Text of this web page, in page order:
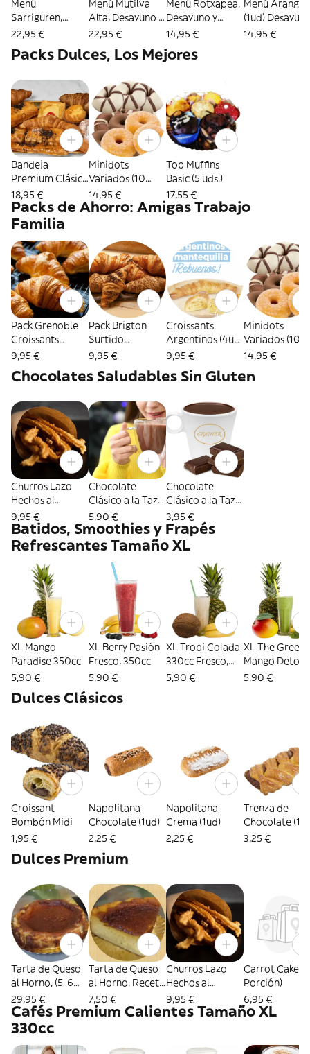
Menú
Sarriguren,
Desayuno
Zumo Naranja
Exprimida (1ud
200cc) + 1 Bowl
de Yogur Griego
con Miel Frutas y
Cereales+ 1
Bebida Caliente
+ 1 Tostada
Premium + 1
Croissant
Premium + 1
Dulce clásico
22,95 €
Menú Mutilva
Alta, Desayuno y
Merienda:1
Naranja +1
o Fria + 1 Pintxo
de Tortilla + 1
Tostada +1 Dulce
Clasico, +1 Bowl
de Yogur Griego
Con Cereales y
miel
22,95 €
Menú Rotxapea,
Desayuno y
Merienda: Vaso
(8oz) + Bebida
Premium + Dulce
de Pastelería
14,95 €
Menú
(1ud)
Merienda: Zumo
14,95 €
Packs Dulces, Los Mejores
Bandeja
Premium Clásica
(8 uds.)
18,95 €
Minidots
Variados (10
uds.)
14,95 €
Top Muffins
Basic (5 uds.)
17,55 €
Packs de Ahorro: Amigas Trabajo
Familia
Pack Grenoble
Croissants
Franceses (Pack
Mantequilla
9,95 €
Pack Brigton
Surtido
Croissant
ud)
9,95 €
Croissants
Argentinos (4ud)
Rebuenos
9,95 €
Minidots
Variados (10
uds.)
14,95 €
Chocolates Saludables Sin Gluten
Churros Lazo
Hechos al
Momento (12ud)
Contiene Gluten
9,95 €
Chocolate
Clásico a la Taza
Big 330cc
Exquisito
Chocolate de
Gluten L
5,90 €
Chocolate
Clásico a la Taza
(8oz) Exquisito
Chocolate de
siempre sin
3,95 €
Batidos, Smoothies y Frapés
Refrescantes Tamaño XL
XL Mango
Paradise 350cc
5,90 €
XL Berry Pasión
Fresco, 350cc
5,90 €
XL Tropi Colada
330cc Fresco,
riquísimo
5,90 €
XL The Green
Mango Detox
(330cc) . Os
mango,
y piña.
¡¡Sanísimo!!
5,90 €
Dulces Clásicos
Croissant
Bombón Midi
1,95 €
Napolitana
Chocolate (1ud)
2,25 €
Napolitana
Crema (1ud)
2,25 €
Trenza de
Chocolate
3,25 €
Dulces Premium
Tarta de Queso
al Horno, (5-6
Raciones) Sin
Gluten
29,95 €
Tarta de Queso
al Horno, Receta
La Viña de San
Sebastian (1 ud)
7,50 €
Churros Lazo
Hechos al
Momento (12ud)
Contiene Gluten
9,95 €
Carrot Cake (1
Porción)
6,95 €
Cafés Premium Calientes Tamaño XL
330cc